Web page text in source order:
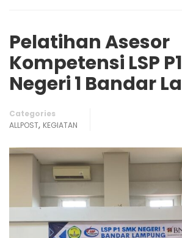
Pelatihan Asesor
Kompetensi LSP
Negeri 1 Bandar
Categories
ALLPOST, KEGIATAN